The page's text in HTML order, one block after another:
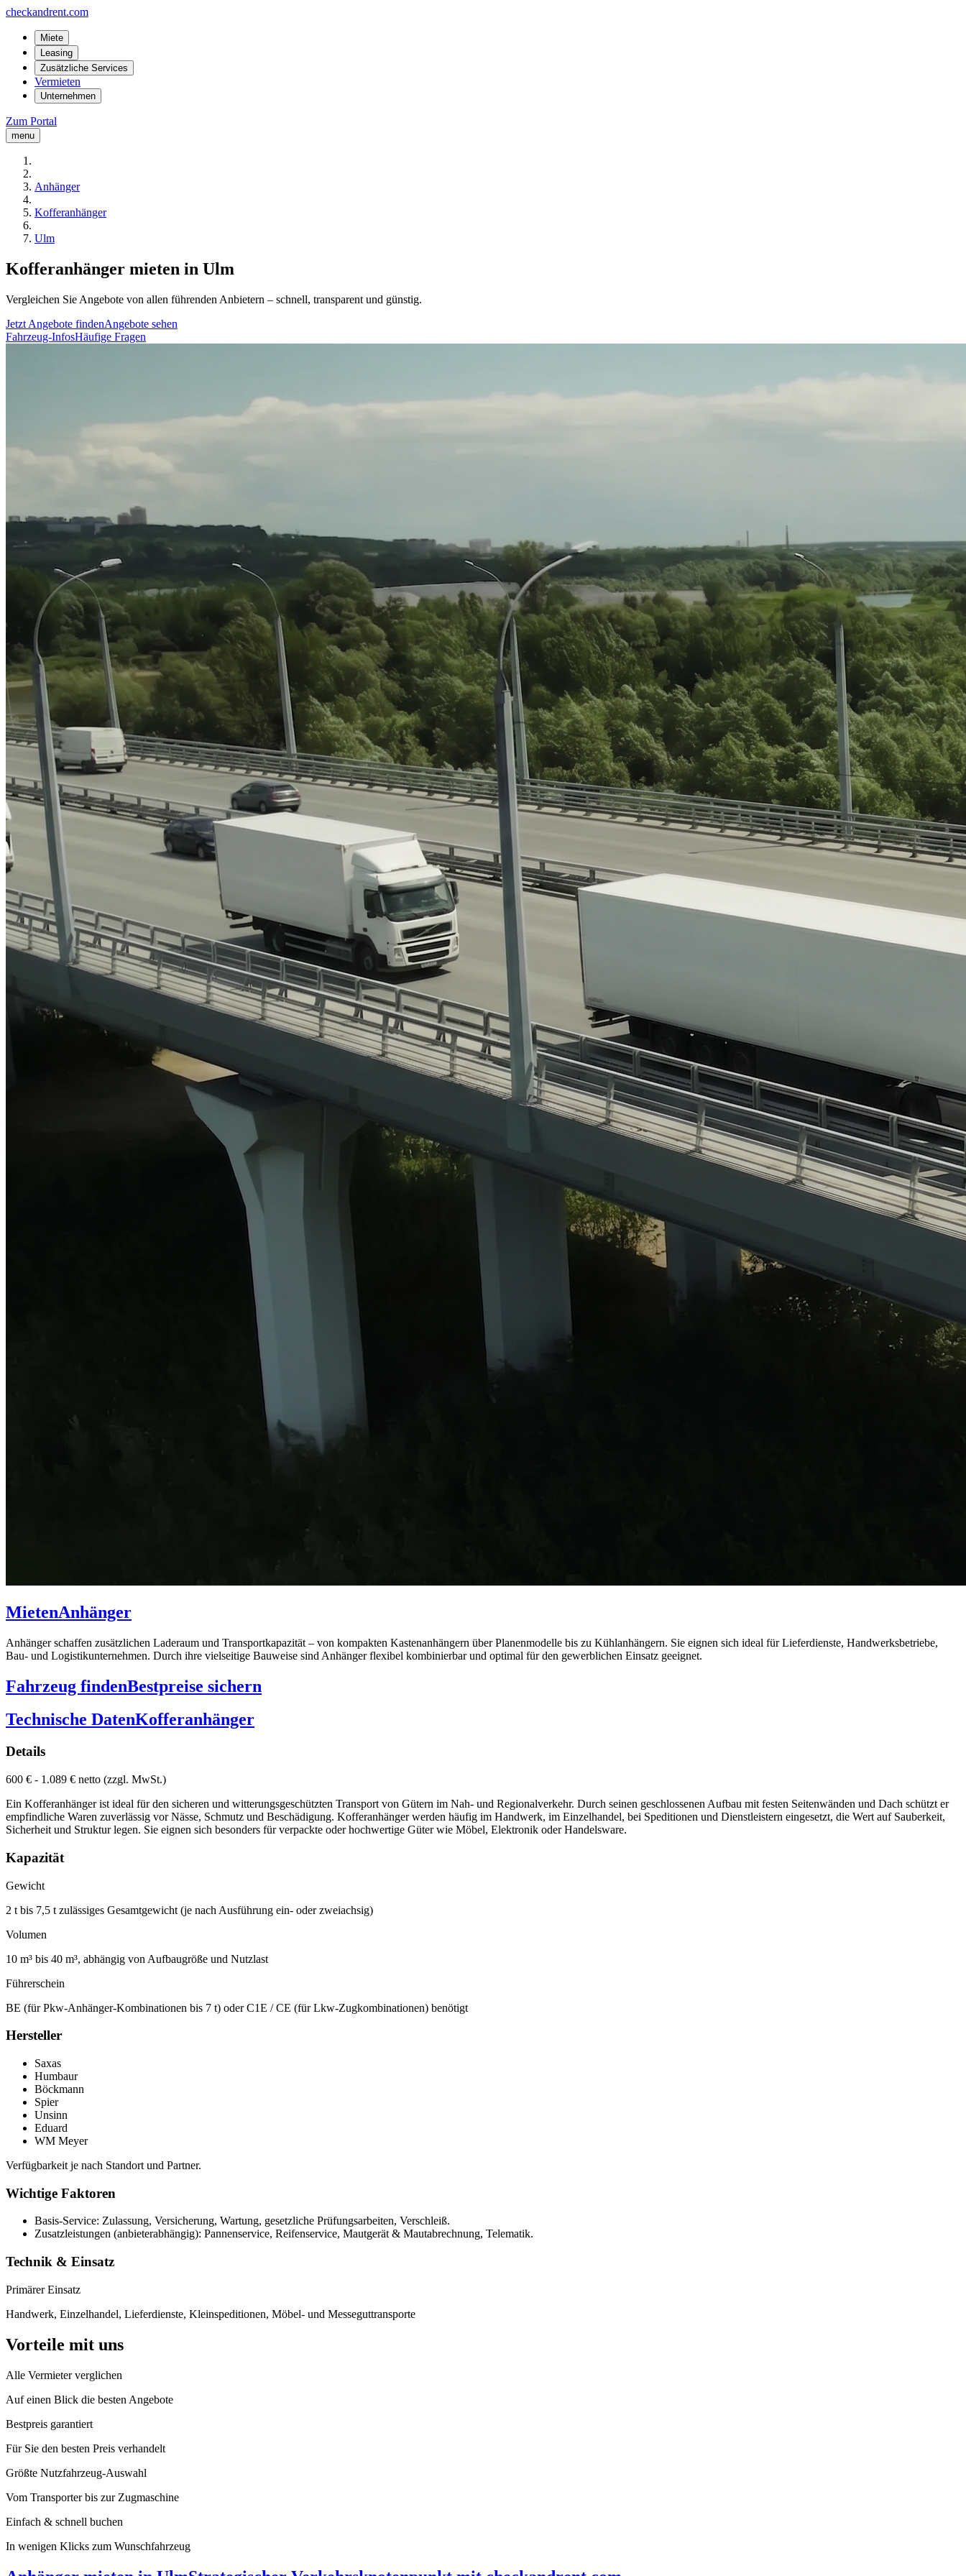
checkandrent.com
Miete
Leasing
Zusätzliche Services
Vermieten
Unternehmen
Zum Portal
menu
Anhänger
Kofferanhänger
Ulm
Kofferanhänger mieten in Ulm
Vergleichen Sie Angebote von allen führenden Anbietern – schnell, transparent und günstig.
Jetzt Angebote findenAngebote sehen
Fahrzeug-InfosHäufige Fragen
MietenAnhänger
Anhänger schaffen zusätzlichen Laderaum und Transportkapazität – von kompakten Kastenanhängern über Planenmodelle bis zu Kühlanhängern. Sie eignen sich ideal für Lieferdienste, Handwerksbetriebe,
Bau- und Logistikunternehmen. Durch ihre vielseitige Bauweise sind Anhänger flexibel kombinierbar und optimal für den gewerblichen Einsatz geeignet.
Fahrzeug findenBestpreise sichern
Technische DatenKofferanhänger
Details
600 € - 1.089 € netto (zzgl. MwSt.)
Ein Kofferanhänger ist ideal für den sicheren und witterungsgeschützten Transport von Gütern im Nah- und Regionalverkehr. Durch seinen geschlossenen Aufbau mit festen Seitenwänden und Dach schützt er
empfindliche Waren zuverlässig vor Nässe, Schmutz und Beschädigung. Kofferanhänger werden häufig im Handwerk, im Einzelhandel, bei Speditionen und Dienstleistern eingesetzt, die Wert auf Sauberkeit,
Sicherheit und Struktur legen. Sie eignen sich besonders für verpackte oder hochwertige Güter wie Möbel, Elektronik oder Handelsware.
Kapazität
Gewicht
2 t bis 7,5 t zulässiges Gesamtgewicht (je nach Ausführung ein- oder zweiachsig)
Volumen
10 m³ bis 40 m³, abhängig von Aufbaugröße und Nutzlast
Führerschein
BE (für Pkw-Anhänger-Kombinationen bis 7 t) oder C1E / CE (für Lkw-Zugkombinationen) benötigt
Hersteller
Saxas
Humbaur
Böckmann
Spier
Unsinn
Eduard
WM Meyer
Verfügbarkeit je nach Standort und Partner.
Wichtige Faktoren
Basis-Service: Zulassung, Versicherung, Wartung, gesetzliche Prüfungsarbeiten, Verschleiß.
Zusatzleistungen (anbieterabhängig): Pannenservice, Reifenservice, Mautgerät & Mautabrechnung, Telematik.
Technik & Einsatz
Primärer Einsatz
Handwerk, Einzelhandel, Lieferdienste, Kleinspeditionen, Möbel- und Messeguttransporte
Vorteile mit uns
Alle Vermieter verglichen
Auf einen Blick die besten Angebote
Bestpreis garantiert
Für Sie den besten Preis verhandelt
Größte Nutzfahrzeug-Auswahl
Vom Transporter bis zur Zugmaschine
Einfach & schnell buchen
In wenigen Klicks zum Wunschfahrzeug